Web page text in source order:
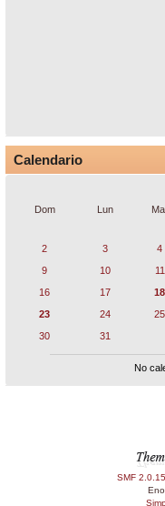
Calendario
Dom
Lun
2
3 4
9
10 11
16
17 18
23
24 25
30
31
No
SMF 2.0.15